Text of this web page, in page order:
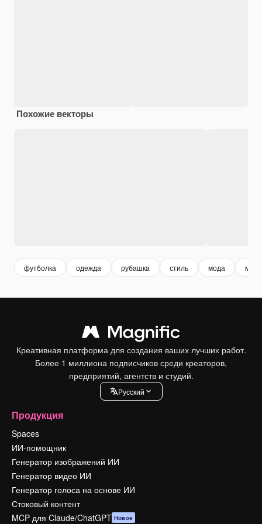
Похожие векторы
футболка одежда рубашка стиль мода
Креативная платформа для создания ваших лучших работ.
Более 1 миллиона подписчиков среди креаторов,
предприятий, агентств и студий.
Pусский
Продукция
Spaces
ИИ-помощник
Генератор изображений ИИ
Генератор видео ИИ
Генератор голоса на основе ИИ
Стоковый контент
MCP для Claude/ChatGPT Новое